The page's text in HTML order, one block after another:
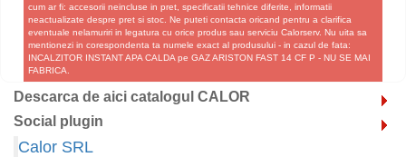
cum ar fi: accesorii neincluse in pret, specificatii tehnice diferite, informatii
neactualizate despre pret si stoc. Ne puteti contacta oricand pentru a clarifica
eventuale nelamuriri in legatura cu orice produs sau serviciu Calorserv. Nu uita sa
mentionezi in corespondenta ta numele exact al produsului - in cazul de fata:
INCALZITOR INSTANT APA CALDA pe GAZ ARISTON FAST 14 CF P - NU SE MAI
FABRICA.
Descarca de aici catalogul CALOR
Social plugin
Calor SRL